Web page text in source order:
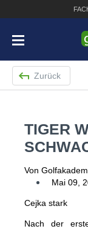
Bridgestone JGR
Cobra King F8+
Titleist Pro V1x
Bennington
Zurück
TIGER
Von
Mai 09,
Cejka stark
Nach der